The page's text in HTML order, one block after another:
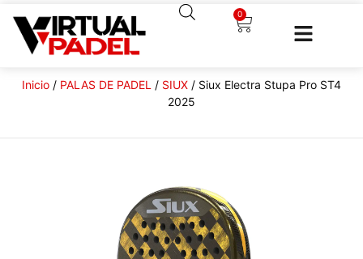
0
Inicio / PALAS DE PADEL / SIUX / Siux Electra Stupa Pro ST4
2025